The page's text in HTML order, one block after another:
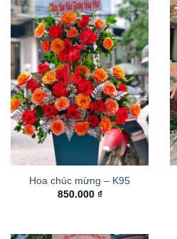
Hoa chúc mừng – K95
850.000 ₫